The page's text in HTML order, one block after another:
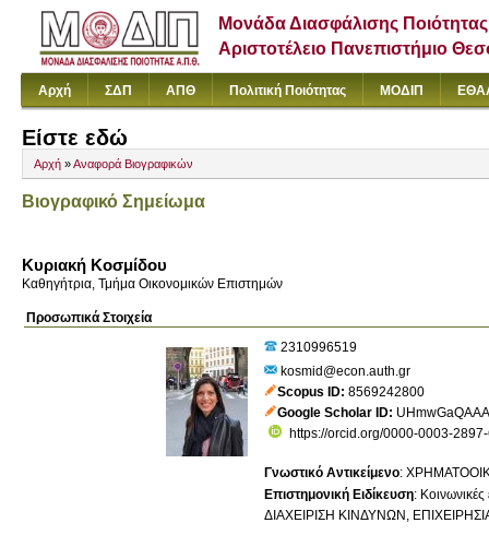
Μονάδα Διασφάλισης Ποιότητας
Αριστοτέλειο Πανεπιστήμιο
Αρχή ΣΔΠ ΑΠΘ Πολιτική Ποιότητας ΜΟΔΙΠ
Είστε εδώ
Αρχή »Αναφορά Βιογραφικών
Βιογραφικό Σημείωμα
Κυριακή Κοσμίδου
Καθηγήτρια, Τμήμα Οικονομικών Επιστημών
Προσωπικά Στοιχεία
2310996519
kosmid@econ.auth.gr
Scopus ID 8569242800
Google Scholar ID
https://orcid.org/0000-0003-
Γνωστικό Αντικείμενο:
Επιστημονική Ειδίκευση:
ΔΙΑΧΕΙΡΙΣΗ ΚΙΝΔΥΝΩΝ,